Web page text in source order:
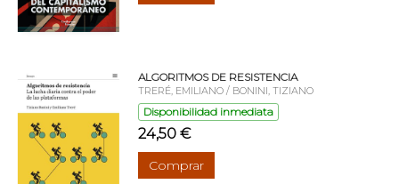
ALGORITMOS DE RESISTENCIA
TRERÉ, EMILIANO / BONINI, TIZIANO
Disponibilidad inmediata
24,50 €
Comprar